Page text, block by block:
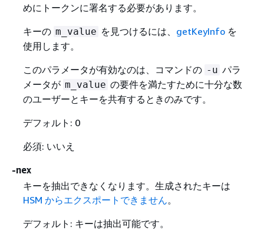
めにトークンに署名する必要があります。
キーの m_value を見つけるには、 getKeyInfoを
使用します。
このパラメータが有効なのは、コマンドの -u パラ
メータが m_value の要件を満たすために十分な数
のユーザーとキーを共有するときのみです。
デフォルト: 0
必須: いいえ
-nex
キーを抽出できなくなります。生成されたキーは
HSM からエクスポートできません。
デフォルト: キーは抽出可能です。